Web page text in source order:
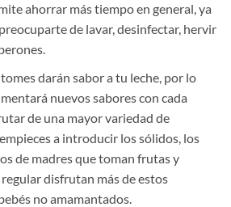
ahorrar más tiempo en general, ya
de lavar, desinfectar, hervir
darán sabor a tu leche, por lo
nuevos sabores con cada
de una mayor variedad de
a introducir los sólidos, los
de madres que toman frutas y
disfrutan más de estos
no amamantados.